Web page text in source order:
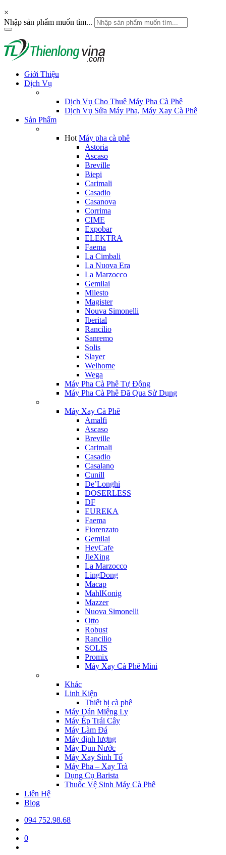
×
Nhập sản phẩm muốn tìm...
Giới Thiệu
Dịch Vụ
Dịch Vụ Cho Thuê Máy Pha Cà Phê
Dịch Vụ Sửa Máy Pha, Máy Xay Cà Phê
Sản Phẩm
Hot Máy pha cà phê
Astoria
Ascaso
Breville
Biepi
Carimali
Casadio
Casanova
Corrima
CIME
Expobar
ELEKTRA
Faema
La Cimbali
La Nuova Era
La Marzocco
Gemilai
Milesto
Magister
Nouva Simonelli
Iberital
Rancilio
Sanremo
Solis
Slayer
Welhome
Wega
Máy Pha Cà Phê Tự Động
Máy Pha Cà Phê Đã Qua Sử Dụng
Máy Xay Cà Phê
Amalfi
Ascaso
Breville
Carimali
Casadio
Casalano
Cunill
De’Longhi
DOSERLESS
DF
EUREKA
Faema
Fiorenzato
Gemilai
HeyCafe
JieXing
La Marzocco
LingDong
Macap
MahlKonig
Mazzer
Nuova Simonelli
Otto
Robust
Rancilio
SOLIS
Promix
Máy Xay Cà Phê Mini
Khác
Linh Kiện
Thiết bị cà phê
Máy Dán Miệng Ly
Máy Ép Trái Cây
Máy Làm Đá
Máy định lượng
Máy Đun Nước
Máy Xay Sinh Tố
Máy Pha – Xay Trà
Dụng Cụ Barista
Thuốc Vệ Sinh Máy Cà Phê
Liên Hệ
Blog
094 752.98.68
0